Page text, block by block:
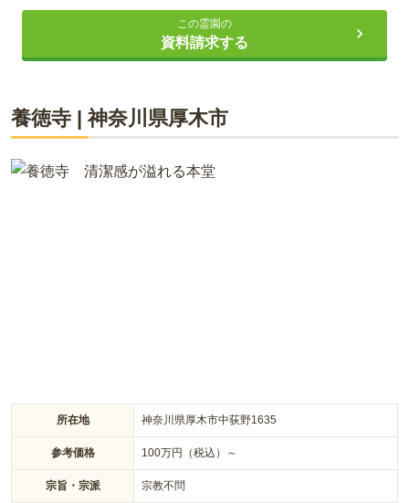
観音堂がある
分霊され、秋葉大権現が祀られている寺院です。県道603号線
60代・男性
慣が身についています。公共交通機関や徒歩で行くことはあ
りません。
この霊園の
資料請求する
養徳寺 |神奈川県厚木市
所在地 神奈川県厚木市中荻野1635
参考価格 100万円（税込）～
宗旨・宗派 宗教不問